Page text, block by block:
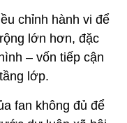
chỉnh hành vi để
lớn hơn, đặc
– vốn tiếp cận
lớp.
fan không đủ để